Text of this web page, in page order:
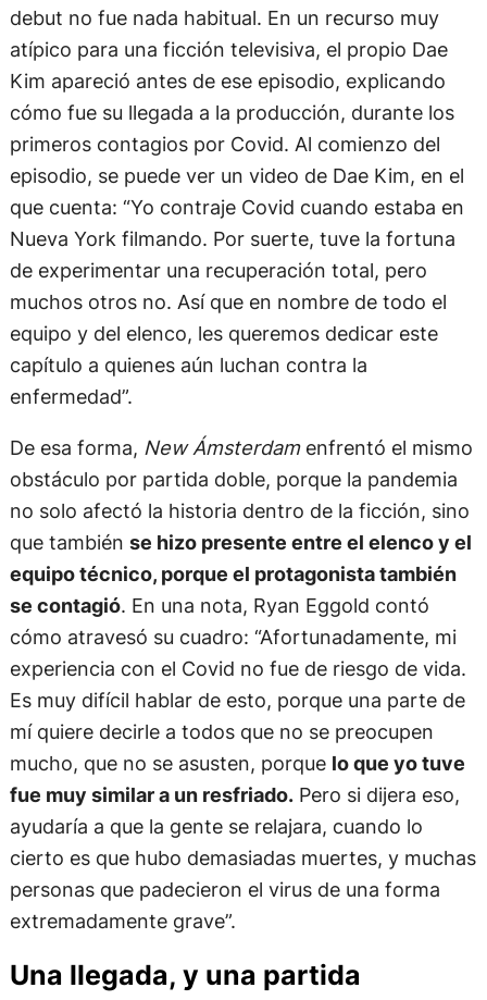
debut no fue nada habitual. En un recurso muy
atípico para una ficción televisiva, el propio Dae
Kim apareció antes de ese episodio, explicando
cómo fue su llegada a la producción, durante los
primeros contagios por Covid. Al comienzo del
episodio, se puede ver un video de Dae Kim, en el
que cuenta: “Yo contraje Covid cuando estaba en
Nueva York filmando. Por suerte, tuve la fortuna
de experimentar una recuperación total, pero
muchos otros no. Así que en nombre de todo el
equipo y del elenco, les queremos dedicar este
capítulo a quienes aún luchan contra la
enfermedad”.
De esa forma, New Ámsterdamenfrentó el mismo
obstáculo por partida doble, porque la pandemia
no solo afectó la historia dentro de la ficción, sino
que también se hizo presente entre el elenco y el
equipo técnico, porque el protagonista también
se contagió. En una nota, Ryan Eggold contó
cómo atravesó su cuadro: “Afortunadamente, mi
experiencia con el Covid no fue de riesgo de vida.
Es muy difícil hablar de esto, porque una parte de
mí quiere decirle a todos que no se preocupen
mucho, que no se asusten, porque lo que yo tuve
fue muy similar a un resfriado.Pero si dijera eso,
ayudaría a que la gente se relajara, cuando lo
cierto es que hubo demasiadas muertes, y muchas
personas que padecieron el virus de una forma
extremadamente grave”.
Una llegada, y una partida